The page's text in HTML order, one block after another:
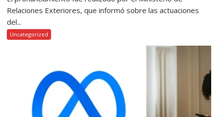
Relaciones Exteriores, que informó sobre las actuaciones
del...
Uncategorized